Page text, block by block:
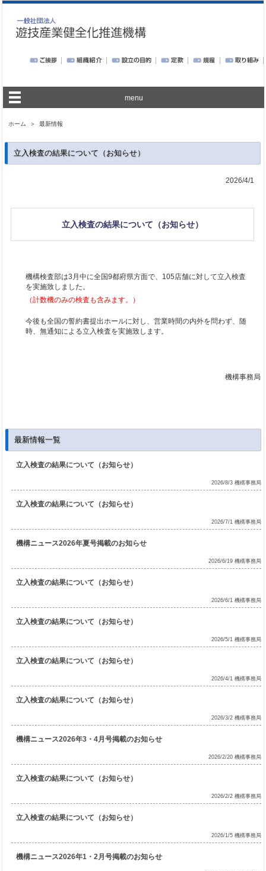
menu
ホーム ＞ 最新情報
立入検査の結果について（お知らせ）
2026/4/1
立入検査の結果について（お知らせ）
機構検査部は3月中に全国9都府県方面で、105店舗に対して立入検査
を実施致しました。
（計数機のみの検査も含みます。）
今後も全国の誓約書提出ホールに対し、営業時間の内外を問わず、随
時、無通知による立入検査を実施致します。
機構事務局
最新情報一覧
立入検査の結果について（お知らせ）
2026/8/3 機構事務局
立入検査の結果について（お知らせ）
2026/7/1 機構事務局
機構ニュース2026年夏号掲載のお知らせ
2026/6/19 機構事務局
立入検査の結果について（お知らせ）
2026/6/1 機構事務局
立入検査の結果について（お知らせ）
2026/5/1 機構事務局
立入検査の結果について（お知らせ）
2026/4/1 機構事務局
立入検査の結果について（お知らせ）
2026/3/2 機構事務局
機構ニュース2026年3・4月号掲載のお知らせ
2026/2/20 機構事務局
立入検査の結果について（お知らせ）
2026/2/2 機構事務局
立入検査の結果について（お知らせ）
2026/1/5 機構事務局
機構ニュース2026年1・2月号掲載のお知らせ